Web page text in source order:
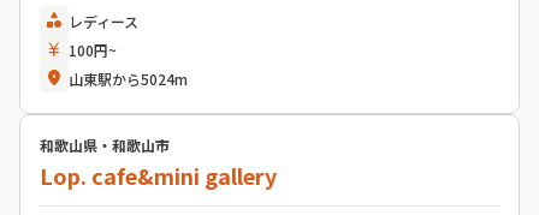
category レディース
currency_yen 100円~
location_on 山東駅から5024m
和歌山県・和歌山市
Lop. cafe&mini gallery